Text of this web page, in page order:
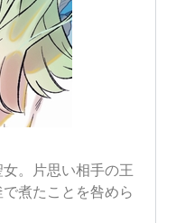
。片思い相手の王
煮たことを咎めら